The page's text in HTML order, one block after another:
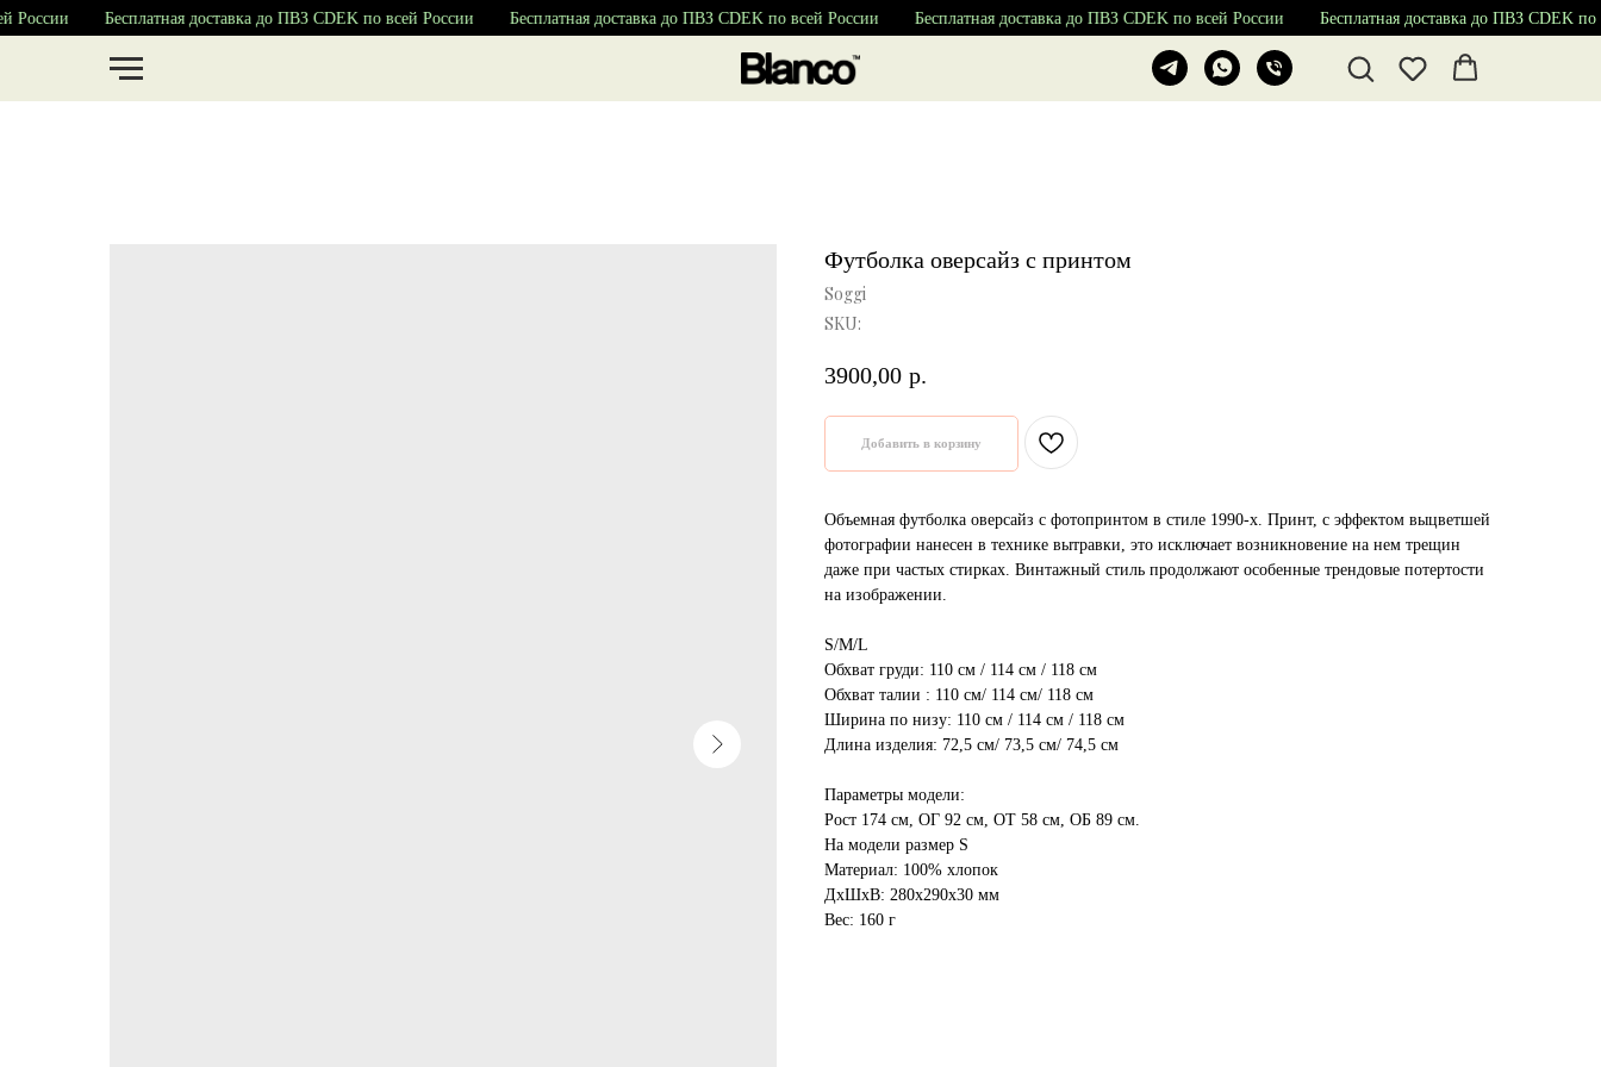
России Бесплатная доставка до ПВЗ CDEK по всей России Бесплатная доставка до ПВЗ CDEK по всей России Бесплатная доставка до ПВЗ CDEK по всей России Бесплатная доставка до ПВЗ CDEK по
Футболка оверсайз с принтом
Soggi
SKU:
3900,00 р.
Добавить в корзину
Объемная футболка оверсайз с фотопринтом в стиле 1990-х. Принт, с эффектом выцветшей
фотографии нанесен в технике вытравки, это исключает возникновение на нем трещин
даже при частых стирках. Винтажный стиль продолжают особенные трендовые потертости
на изображении.
S/M/L
Обхват груди: 110 см / 114 см / 118 см
Обхват талии : 110 см/ 114 см/ 118 см
Ширина по низу: 110 см / 114 см / 118 см
Длина изделия: 72,5 см/ 73,5 см/ 74,5 см
Параметры модели:
Рост 174 см, ОГ 92 см, ОТ 58 см, ОБ 89 см.
На модели размер S
Материал: 100% хлопок
ДxШxВ: 280x290x30 мм
Вес: 160 г